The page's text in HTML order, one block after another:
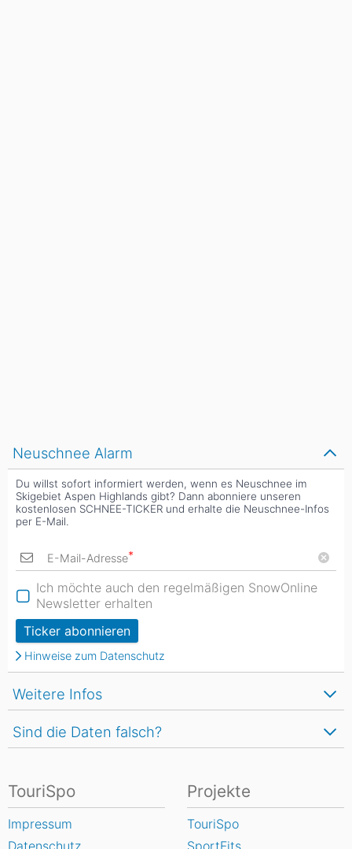
Neuschnee Alarm
Du willst sofort informiert werden, wenn es Neuschnee im
Skigebiet Aspen Highlands gibt? Dann abonniere unseren
kostenlosen SCHNEE-TICKER und erhalte die Neuschnee-Infos
per E-Mail.
E-Mail-Adresse*
Ich möchte auch den regelmäßigen SnowOnline
Newsletter erhalten
Ticker abonnieren
Hinweise zum Datenschutz
Weitere Infos
Sind die Daten falsch?
TouriSpo
Impressum
Datenschutz
Projekte
TouriSpo
SportFits